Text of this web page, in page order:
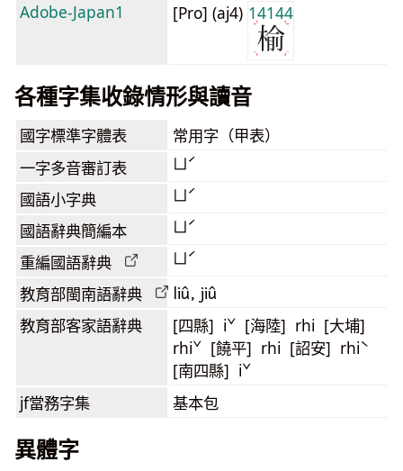
Adobe-Japan1 [Pro] (aj4) 14144
各種字集收錄情形與讀音
國字標準字體表 常用字（甲表）
一字多音審訂表 ㄩˊ
國語小字典 ㄩˊ
國語辭典簡編本 ㄩˊ
重編國語辭典 ㄩˊ
教育部閩南語辭典 liû, jiû
教育部客家語辭典
[四縣] iˇ [海陸] rhi [大埔]
rhiˇ [饒平] rhi [詔安] rhiˋ
[南四縣] iˇ
jf當務字集 基本包
異體字